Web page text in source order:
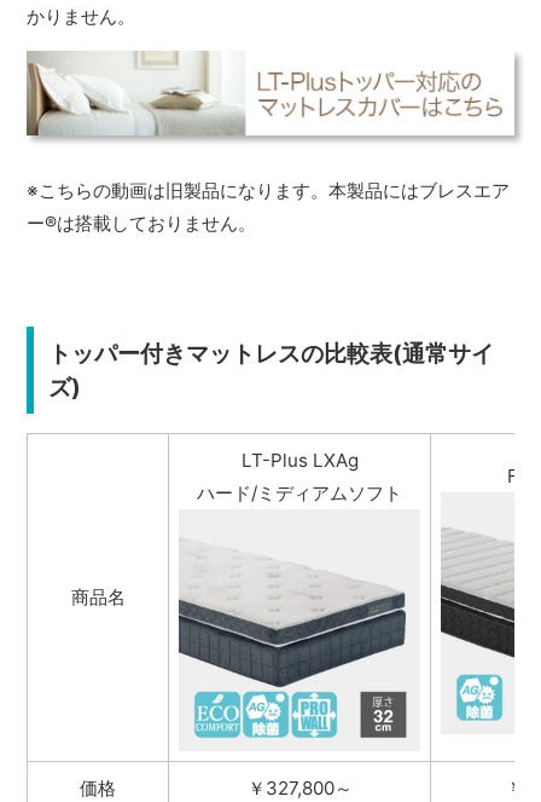
かりません。
※こちらの動画は旧製品になります。本製品にはブレスエア
ー®は搭載しておりません。
トッパー付きマットレスの比較表(通常サイ
ズ)
商品名
LT-Plus LXAg
ハード/ミディアムソフト
価格 ￥327,800～ ￥